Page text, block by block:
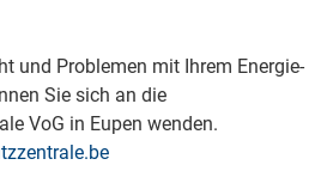
und Problemen mit Ihrem Energie-
Sie sich an die
VoG in Eupen wenden.